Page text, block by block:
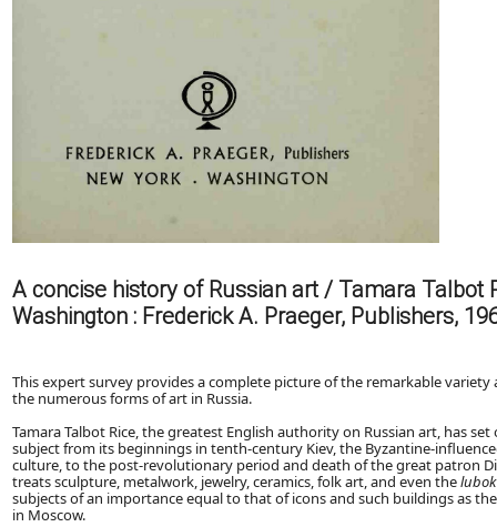
A concise history of Russian art / Tamara Talbot
Washington : Frederick A. Praeger, Publishers,
This expert survey provides a complete picture of the remarkable
the numerous forms of art in Russia.
Tamara Talbot Rice, the greatest English authority on Russian art, has
subject from its beginnings in tenth-century Kiev, the Byzantine-
culture, to the post-revolutionary period and death of the great patron
treats sculpture, metalwork, jewelry, ceramics, folk art, and even the
subjects of an importance equal to that of icons and such buildings as
in Moscow.